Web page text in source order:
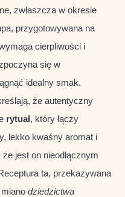
zwłaszcza w okresie
przygotowywana na
cierpliwości i
się w
idealny smak.
że autentyczny
rytuał, który łączy
lekko kwaśny aromat i
jest on nieodłącznym
ta, przekazywana
dziedzictwa